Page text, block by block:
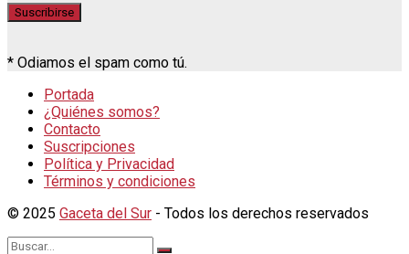
* Odiamos el spam como tú.
Portada
¿Quiénes somos?
Contacto
Suscripciones
Política y Privacidad
Términos y condiciones
© 2025 Gaceta del Sur - Todos los derechos reservados